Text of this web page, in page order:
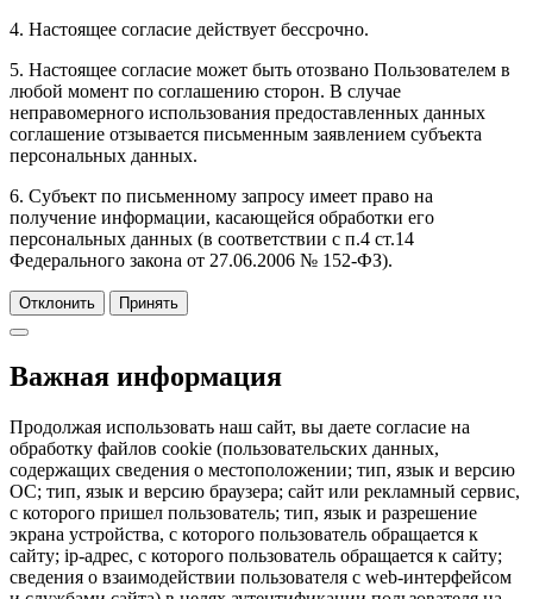
4. Настоящее согласие действует бессрочно.
5. Настоящее согласие может быть отозвано Пользователем в
любой момент по соглашению сторон. В случае
неправомерного использования предоставленных данных
соглашение отзывается письменным заявлением субъекта
персональных данных.
6. Субъект по письменному запросу имеет право на
получение информации, касающейся обработки его
персональных данных (в соответствии с п.4 ст.14
Федерального закона от 27.06.2006 № 152-ФЗ).
Отклонить Принять
Важная информация
Продолжая использовать наш сайт, вы даете согласие на
обработку файлов cookie (пользовательских данных,
содержащих сведения о местоположении; тип, язык и версию
ОС; тип, язык и версию браузера; сайт или рекламный сервис,
с которого пришел пользователь; тип, язык и разрешение
экрана устройства, с которого пользователь обращается к
сайту; ip-адрес, с которого пользователь обращается к сайту;
сведения о взаимодействии пользователя с web-интерфейсом